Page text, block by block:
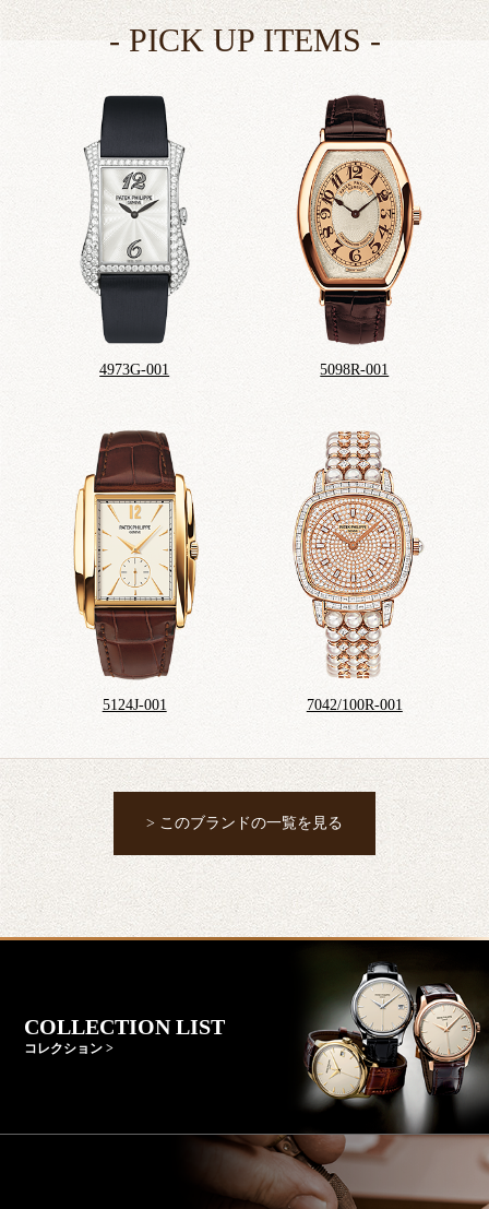
4973G-001 5098R-001
5124J-001 7042/100R-001
> このブランドの一覧を見る
COLLECTION LIST
コレクション >